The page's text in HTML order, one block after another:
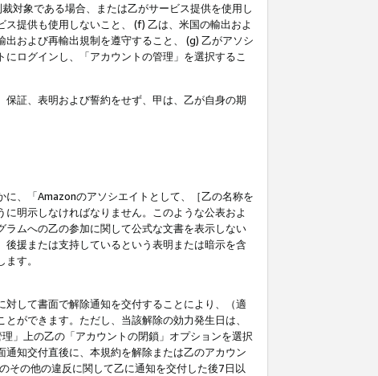
対象である場合、または乙がサービス提供を使用し
提供も使用しないこと、 (f) 乙は、米国の輸出およ
および再輸出規制を遵守すること、 (g) 乙がアソシ
ログインし、「アカウントの管理」を選択するこ
証、表明および誓約をせず、甲は、乙が自身の期
、「Amazonのアソシエイトとして、［乙の名称を
明示しなければなりません。このような公表およ
ムへの乙の参加に関して公式な文書を表示しない
援または支持しているという表明または暗示を含
す。
して書面で解除通知を交付することにより、（適
ができます。ただし、当該解除の効力発生日は、
」上の乙の「アカウントの閉鎖」オプションを選択
知交付直後に、本規約を解除または乙のアカウン
その他の違反に関して乙に通知を交付した後7日以